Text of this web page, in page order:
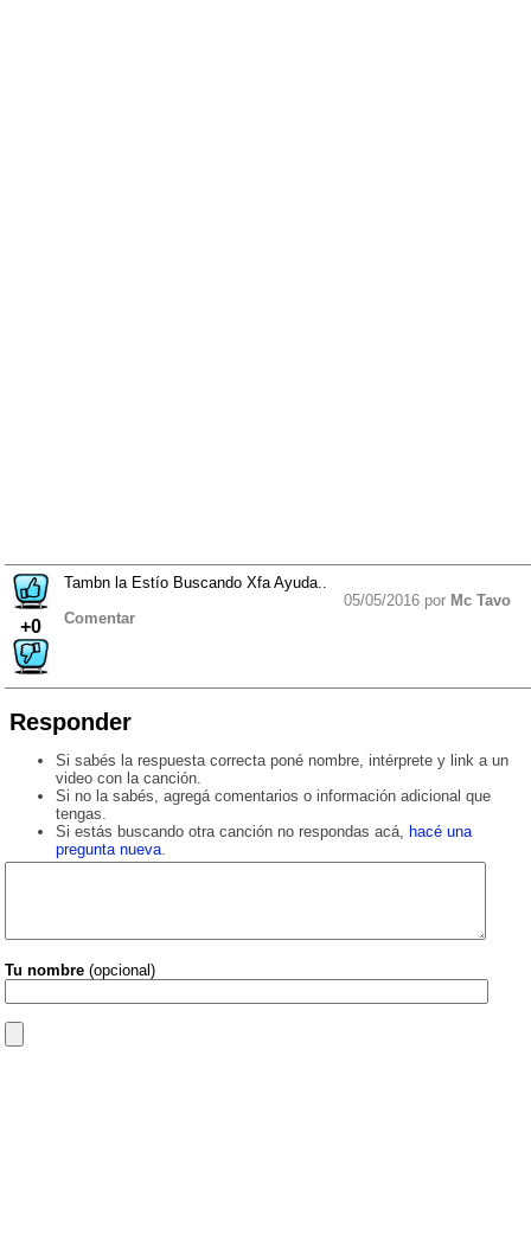
+0
Tambn la Estío Buscando Xfa Ayuda..
05/05/2016 por Mc Tavo
Comentar
Responder
Si sabés la respuesta correcta poné nombre, intérprete y link a un
video con la canción.
Si no la sabés, agregá comentarios o información adicional que
tengas.
Si estás buscando otra canción no respondas acá, hacé una
pregunta nueva.
Tu nombre (opcional)